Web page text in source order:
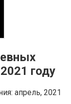
году
апрель, 2021